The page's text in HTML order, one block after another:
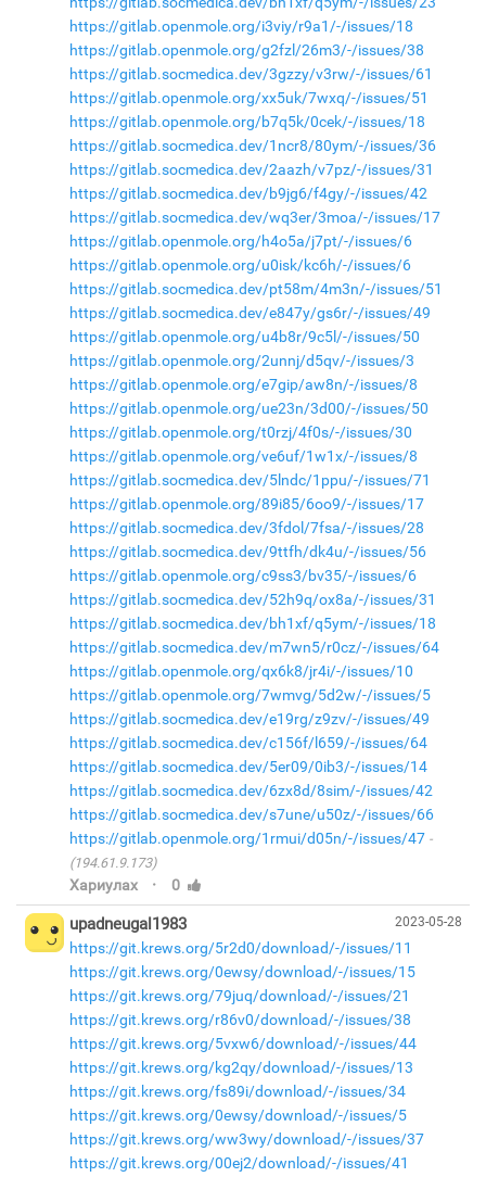
https://gitlab.openmole.org/i3viy/r9a1/-/issues/18
https://gitlab.openmole.org/g2fzl/26m3/-/issues/38
https://gitlab.socmedica.dev/3gzzy/v3rw/-/issues/61
https://gitlab.openmole.org/xx5uk/7wxq/-/issues/51
https://gitlab.openmole.org/b7q5k/0cek/-/issues/18
https://gitlab.socmedica.dev/1ncr8/80ym/-/issues/36
https://gitlab.socmedica.dev/2aazh/v7pz/-/issues/31
https://gitlab.socmedica.dev/b9jg6/f4gy/-/issues/42
https://gitlab.socmedica.dev/wq3er/3moa/-/issues/17
https://gitlab.openmole.org/h4o5a/j7pt/-/issues/6
https://gitlab.openmole.org/u0isk/kc6h/-/issues/6
https://gitlab.socmedica.dev/pt58m/4m3n/-/issues/51
https://gitlab.socmedica.dev/e847y/gs6r/-/issues/49
https://gitlab.openmole.org/u4b8r/9c5l/-/issues/50
https://gitlab.openmole.org/2unnj/d5qv/-/issues/3
https://gitlab.openmole.org/e7gip/aw8n/-/issues/8
https://gitlab.openmole.org/ue23n/3d00/-/issues/50
https://gitlab.openmole.org/t0rzj/4f0s/-/issues/30
https://gitlab.openmole.org/ve6uf/1w1x/-/issues/8
https://gitlab.socmedica.dev/5lndc/1ppu/-/issues/71
https://gitlab.openmole.org/89i85/6oo9/-/issues/17
https://gitlab.socmedica.dev/3fdol/7fsa/-/issues/28
https://gitlab.socmedica.dev/9ttfh/dk4u/-/issues/56
https://gitlab.openmole.org/c9ss3/bv35/-/issues/6
https://gitlab.socmedica.dev/52h9q/ox8a/-/issues/31
https://gitlab.socmedica.dev/bh1xf/q5ym/-/issues/18
https://gitlab.socmedica.dev/m7wn5/r0cz/-/issues/64
https://gitlab.openmole.org/qx6k8/jr4i/-/issues/10
https://gitlab.openmole.org/7wmvg/5d2w/-/issues/5
https://gitlab.socmedica.dev/e19rg/z9zv/-/issues/49
https://gitlab.socmedica.dev/c156f/l659/-/issues/64
https://gitlab.socmedica.dev/5er09/0ib3/-/issues/14
https://gitlab.socmedica.dev/6zx8d/8sim/-/issues/42
https://gitlab.socmedica.dev/s7une/u50z/-/issues/66
https://gitlab.openmole.org/1rmui/d05n/-/issues/47
(194.61.9.173)
Хариулах · 0
2023-05-28
upadneugal1983
https://git.krews.org/5r2d0/download/-/issues/11
https://git.krews.org/0ewsy/download/-/issues/15
https://git.krews.org/79juq/download/-/issues/21
https://git.krews.org/r86v0/download/-/issues/38
https://git.krews.org/5vxw6/download/-/issues/44
https://git.krews.org/kg2qy/download/-/issues/13
https://git.krews.org/fs89i/download/-/issues/34
https://git.krews.org/0ewsy/download/-/issues/5
https://git.krews.org/ww3wy/download/-/issues/37
https://git.krews.org/00ej2/download/-/issues/41